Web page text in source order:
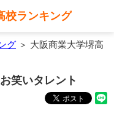
校ランキング
グ ＞ 大阪商業大学堺高
笑いタレント